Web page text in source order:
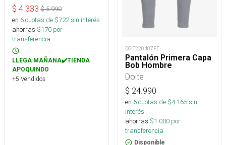
$ 4.333 $5.990
en 6cuotas de $722sin interés
ahorras $170 por
transferencia.
LLEGA MAÑANA✔️TIENDA
APOQUINDO
+5 Vendidos
DOIT220407FE
Pantalón Primera Capa
Bob Hombre
Doite
$ 24.990
en 6cuotas de $4.165sin
interés
ahorras $1.000 por
transferencia.
Disponible